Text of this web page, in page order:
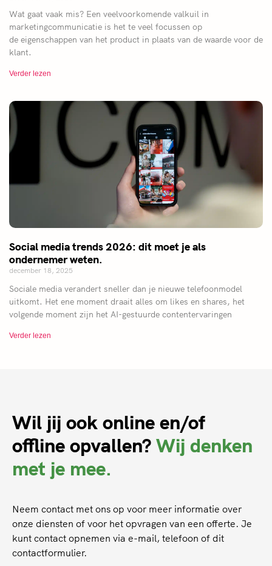
Wat gaat vaak mis? Een veelvoorkomende valkuil in
marketingcommunicatie is het te veel focussen op
de eigenschappen van het product in plaats van de waarde voor de
klant.
Verder lezen
Social media trends 2026: dit moet je als
ondernemer weten.
december 18, 2025
Sociale media verandert sneller dan je nieuwe telefoonmodel
uitkomt. Het ene moment draait alles om likes en shares, het
volgende moment zijn het AI-gestuurde contentervaringen
Verder lezen
Wil jij ook online en/of
offline opvallen? Wij denken
met je mee.
Neem contact met ons op voor meer informatie over
onze diensten of voor het opvragen van een offerte. Je
kunt contact opnemen via e-mail, telefoon of dit
contactformulier.